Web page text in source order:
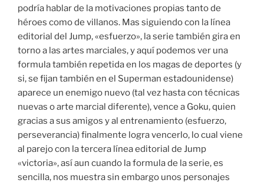
podría hablar de la motivaciones propias tanto de
héroes como de villanos. Mas siguiendo con la línea
editorial del Jump, «esfuerzo», la serie también gira en
torno a las artes marciales, y aquí podemos ver una
formula también repetida en los magas de deportes (y
si, se fijan también en el Superman estadounidense)
aparece un enemigo nuevo (tal vez hasta con técnicas
nuevas o arte marcial diferente), vence a Goku, quien
gracias a sus amigos y al entrenamiento (esfuerzo,
perseverancia) finalmente logra vencerlo, lo cual viene
al parejo con la tercera línea editorial de Jump
«victoria», así aun cuando la formula de la serie, es
sencilla, nos muestra sin embargo unos personajes